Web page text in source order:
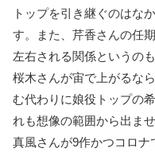
トップを引き継ぐのはな
す。また、芹香さんの任
左右される関係というの
桜木さんが宙で上がるな
む代わりに娘役トップの
れも想像の範囲から出ませ
真風さんが9作かつコロ